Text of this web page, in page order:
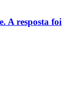
A resposta foi